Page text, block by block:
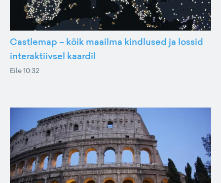
Castlemap – kõik maailma kindlused ja lossid
interaktiivsel kaardil
Eile 10:32